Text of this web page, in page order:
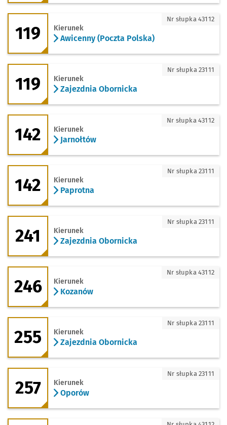
119 - kierunek Awicenny (Poczta
119 Kierunek
Awicenny (Poczta Polska)
Nr słupka 43112
119 - kierunek Zajezdnia Obornicka
119 Kierunek
Zajezdnia Obornicka
Nr słupka 23111
142 - kierunek Jarnołtów
142 Kierunek
Jarnołtów
Nr słupka 43112
142 - kierunek Paprotna
142 Kierunek
Paprotna
Nr słupka 23111
241 - kierunek Zajezdnia Obornicka
241 Kierunek
Zajezdnia Obornicka
Nr słupka 23111
246 - kierunek Kozanów
246 Kierunek
Kozanów
Nr słupka 43112
255 - kierunek Zajezdnia Obornicka
255 Kierunek
Zajezdnia Obornicka
Nr słupka 23111
257 - kierunek Oporów
257 Kierunek
Oporów
Nr słupka 23111